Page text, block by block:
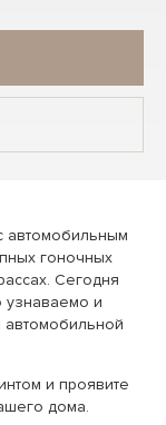
автомобильным
гоночных
Сегодня
узнаваемо и
автомобильной
и проявите
дома.